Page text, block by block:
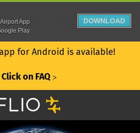
for Android is available!
Click on FAQ ᐳ
App
Play
DOWNLOAD